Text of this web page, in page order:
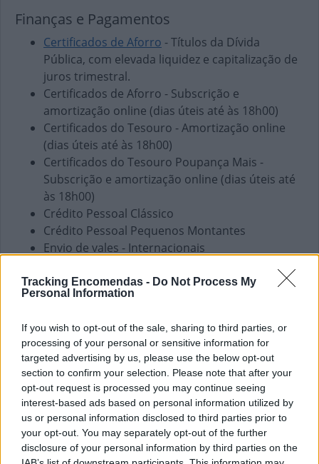
Tracking Encomendas - Do Not Process My
Personal Information
If you wish to opt-out of the sale, sharing to third parties, or
processing of your personal or sensitive information for
targeted advertising by us, please use the below opt-out
section to confirm your selection. Please note that after your
opt-out request is processed you may continue seeing
interest-based ads based on personal information utilized by
us or personal information disclosed to third parties prior to
your opt-out. You may separately opt-out of the further
disclosure of your personal information by third parties on the
Finanças e Pagamentos
Certificados de Aforro - Títulos da Dívida
Pública, com elevada liquidez e capitalização de
juros trimestral.
Certificados de Aforro - Subscrição e
amortização online (dias úteis até às 18h00)
Certificados do Tesouro - Amortização online
(dias úteis até às 18h00)
Certificados do Tesouro Poupança Mais -
Subscrição e amortização online (dias úteis até
às 18h00)
Crédito Pessoal Clássico
Crédito Pessoal Pequenos Montantes
Envio de vales - Internacionais
Fundos de Investimento
PPR
Pagamento de Faturas
Pagamento de Impostos
Pagamento de Portagens
Pagamento de Vales
Seguros Capitalização
Seguros Reais
Western Union